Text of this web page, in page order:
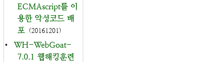
ECMAscript를 이
용한 악성코드 배
포 (20161201)
•
WH-WebGoat-
7.0.1 웹해킹훈련